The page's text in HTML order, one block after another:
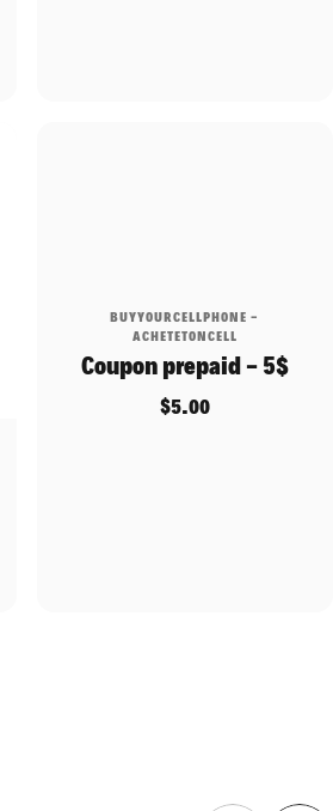
Distributeur:
BUYYOURCELLPHONE -
ACHETETONCELL
Coupon prepaid - 5$
$5.00